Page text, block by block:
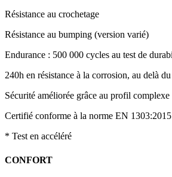
Résistance au crochetage
Résistance au bumping (version varié)
Endurance : 500 000 cycles au test de
240h en résistance à la corrosion, au delà
Sécurité améliorée grâce au profil complexe
Certifié conforme à la norme EN 1303:2015
* Test en accéléré
CONFORT